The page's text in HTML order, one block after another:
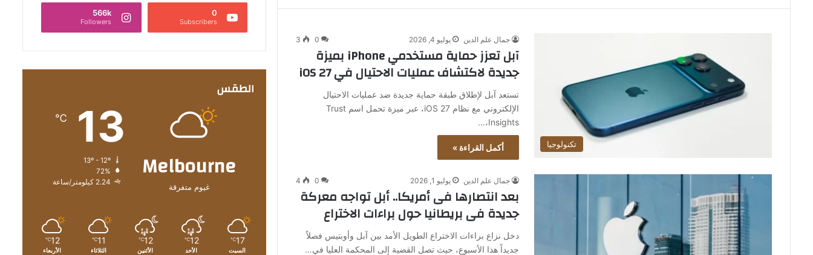
تكنولوجيا
جمال علم الدين يوليو 4, 2026 0
3
آبل تعزز حماية مستخدمي iPhone بميزة
جديدة لاكتشاف عمليات الاحتيال في iOS 27
تستعد آبل لإطلاق طبقة حماية جديدة ضد عمليات الاحتيال
الإلكتروني مع نظام iOS 27، عبر ميزة تحمل اسم Trust
Insights،…
أكمل القراءة »
جمال علم الدين يوليو 1, 2026 0
4
بعد انتصارها فى أمريكا.. أبل تواجه معركة
جديدة فى بريطانيا حول براءات الاختراع
دخل نزاع براءات الاختراع الطويل الأمد بين آبل وأوبتيس فصلاً
جديداً هذا الأسبوع، حيث تصل القضية إلى المحكمة العليا في…
0
Subscribers
566k
Followers
الطقس
Melbourne
غيوم متفرقة
13
℃
72%
2.24 كيلومتر/ساعة
17
℃
السبت
12
℃
الأحد
12
℃
الأثنين
11
℃
الثلاثاء
12
℃
الأربعاء